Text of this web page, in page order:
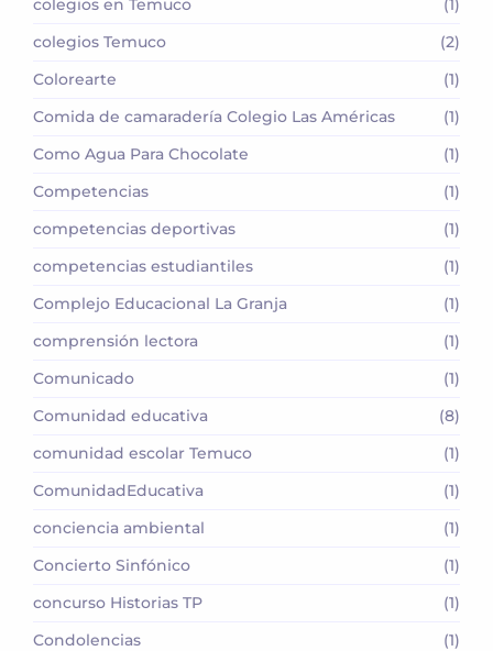
colegios en Temuco
(1)
colegios Temuco
(2)
Colorearte
(1)
Comida de camaradería Colegio Las Américas
(1)
Como Agua Para Chocolate
(1)
Competencias
(1)
competencias deportivas
(1)
competencias estudiantiles
(1)
Complejo Educacional La Granja
(1)
comprensión lectora
(1)
Comunicado
(1)
Comunidad educativa
(8)
comunidad escolar Temuco
(1)
ComunidadEducativa
(1)
conciencia ambiental
(1)
Concierto Sinfónico
(1)
concurso Historias TP
(1)
Condolencias
(1)